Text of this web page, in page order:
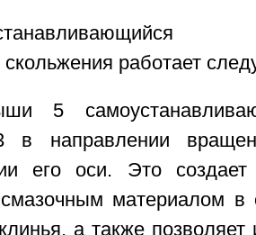
работает
5
в направлении
его оси. Это
материалом в
а также позволяет